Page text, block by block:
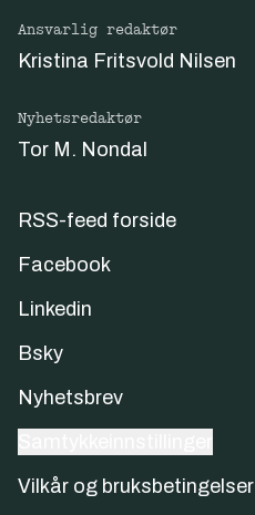
Ansvarlig redaktør
Kristina Fritsvold Nilsen
Nyhetsredaktør
Tor M. Nondal
RSS-feed forside
Facebook
Linkedin
Bsky
Nyhetsbrev
Vilkår og bruksbetingelser